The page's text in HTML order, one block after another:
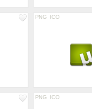
PNG ICO
PNG ICO